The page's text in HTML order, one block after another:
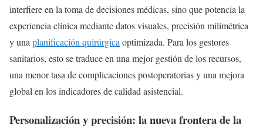
interfiere en la toma de decisiones médicas, sino que potencia la
experiencia clínica mediante datos visuales, precisión milimétrica
y unaplanificación quirúrgicaoptimizada. Para los gestores
sanitarios, esto se traduce en una mejor gestión de los recursos,
una menor tasa de complicaciones postoperatorias y una mejora
global en los indicadores de calidad asistencial.
Personalización y precisión: la nueva frontera de la